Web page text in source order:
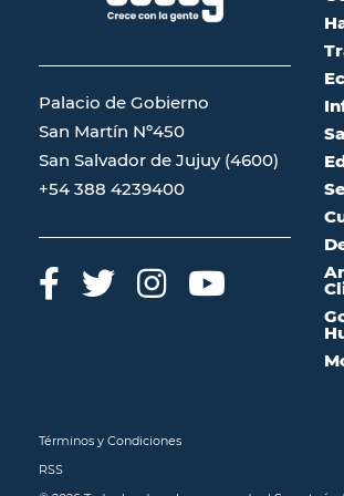
Palacio de Gobierno
San Martín Nº450
San Salvador de Jujuy (4600)
+54 388 4239400
Términos y Condiciones
RSS